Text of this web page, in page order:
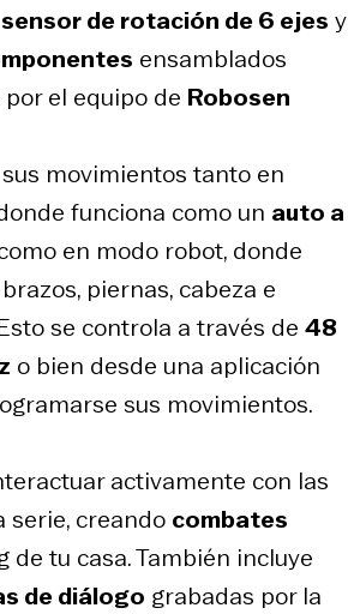
sensor de rotación de 6 ejes y
ensamblados
el equipo de Robosen
movimientos tanto en
funciona como un auto a
en modo robot, donde
piernas, cabeza e
se controla a través de 48
o bien desde una aplicación
sus movimientos.
activamente con las
serie, creando combates
de tu casa. También incluye
de diálogo grabadas por la